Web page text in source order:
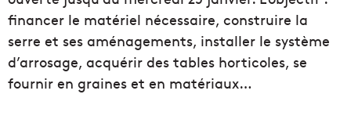
financer le matériel nécessaire, construire la
serre et ses aménagements, installer le système
d’arrosage, acquérir des tables horticoles, se
fournir en graines et en matériaux…